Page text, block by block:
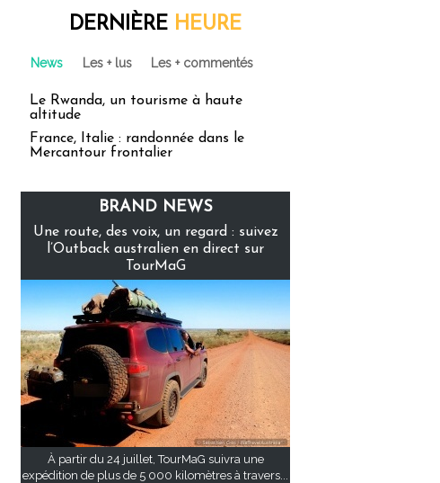
DERNIÈRE HEURE
News Les + lus Les + commentés
Le Rwanda, un tourisme à haute
altitude
France, Italie : randonnée dans le
Mercantour frontalier
BRAND NEWS
Une route, des voix, un regard : suivez
l’Outback australien en direct sur
TourMaG
À partir du 24 juillet, TourMaG suivra une
expédition de plus de 5 000 kilomètres à travers...